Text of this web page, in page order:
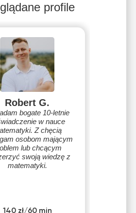
profile
Robert G.
bogate 10-letnie
w nauce
Z chęcią
osobom mającym
lub chcącym
swoją wiedzę z
matematyki.
140 zł/60 min